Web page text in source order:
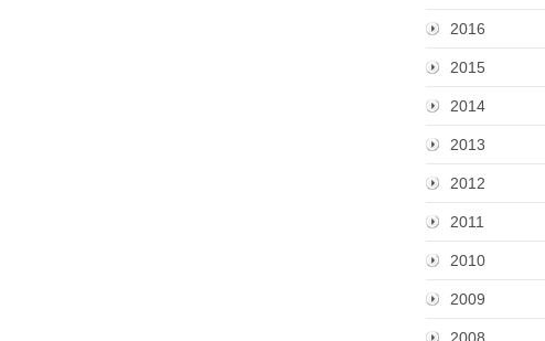
2016
2015
2014
2013
2012
2011
2010
2009